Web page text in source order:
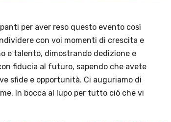
per aver reso questo evento così
con voi momenti di crescita e
e talento, dimostrando dedizione e
fiducia al futuro, sapendo che avete
sfide e opportunità. Ci auguriamo di
In bocca al lupo per tutto ciò che vi